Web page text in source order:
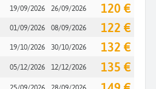
19/09/2026 26/09/2026 120 €
01/09/2026 08/09/2026 122 €
19/10/2026 30/10/2026 132 €
05/12/2026 12/12/2026 135 €